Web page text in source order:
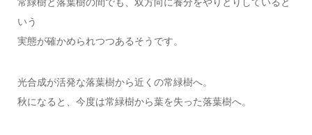
いう
実態が確かめられつつあるそうです。
光合成が活発な落葉樹から近くの常緑樹へ。
秋になると、今度は常緑樹から葉を失った落葉樹へ。